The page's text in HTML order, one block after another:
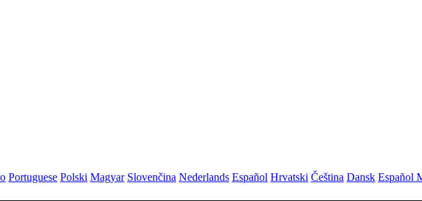
Portuguese Polski Magyar Slovenčina Nederlands Español Hrvatski Čeština Dansk Español